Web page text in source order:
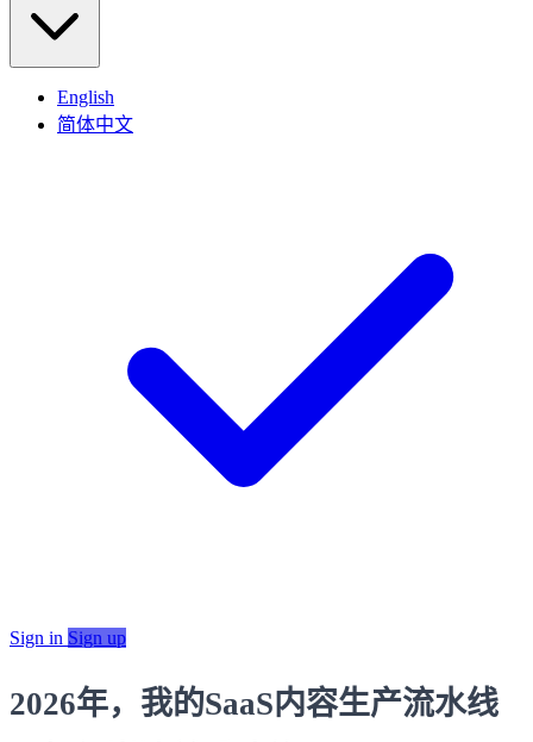
English
简体中文
Sign in Sign up
2026年，我的SaaS内容生产流水线